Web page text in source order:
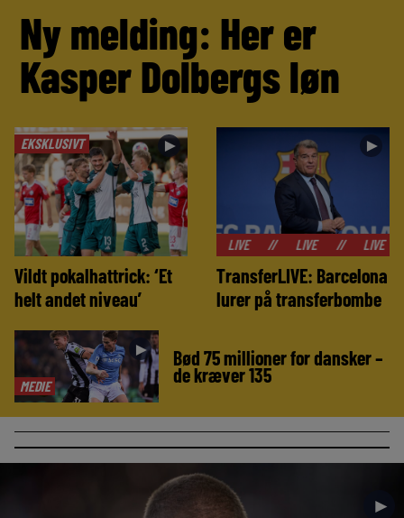
Ny melding: Her er
Kasper Dolbergs løn
EKSKLUSIVT ►
Vildt pokalhattrick: ‘Et
helt andet niveau’
►
// LIVE LIVE LIVE LIVE
TransferLIVE: Barcelona
lurer på transferbombe
MEDIE
► Bød 75 millioner for dansker –
de kræver 135
►